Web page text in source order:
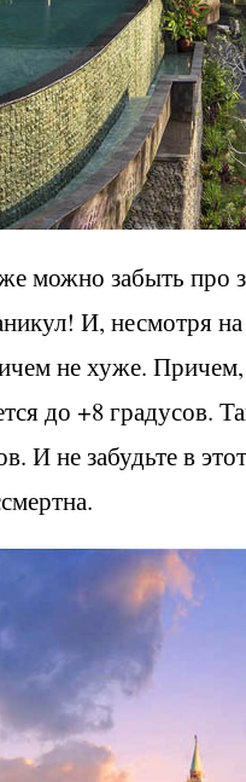
можно забыть про
И, несмотря
не хуже.
до +8 градусов.
И не забудьте в